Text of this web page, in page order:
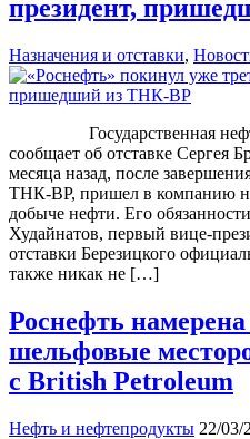
президент,
Назначения и отставки,
Государственная
сообщает об отставке Сергея
месяца назад, после
ТНК-ВР, пришел в компанию
добыче нефти. Его
Худайнатов, первый вице-
отставки Березицкого
также никак не […]
Роснефть
шельфовые
с British Petroleum
Нефть и нефтепродукты 22/03/